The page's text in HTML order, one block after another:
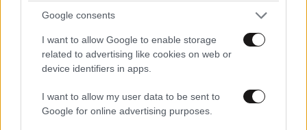
Google consents
I want to allow Google to enable storage
related to advertising like cookies on web or
device identifiers in apps.
I want to allow my user data to be sent to
Google for online advertising purposes.
τιμωρήσει πολύ (πράγμα απίθανο!) και γενικά ... πάει
Απαντήστε